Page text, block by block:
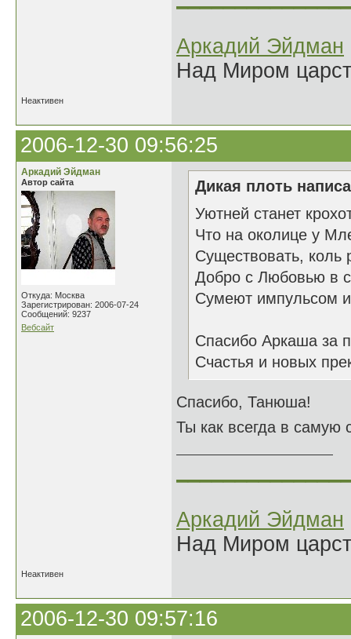
Аркадий Эйдман
Над Миром
Неактивен
2006-12-30 09:56:25
Аркадий Эйдман
Автор сайта
Откуда: Москва
Зарегистрирован: 2006-07-24
Сообщений: 9237
Вебсайт
Дикая плоть
Уютней станет
Что на околице у
Существовать, коль
Добро с Любовью в
Сумеют импульсом
Спасибо Аркаша за
Счастья и новых
Спасибо, Танюша!
Ты как всегда в самую
Аркадий Эйдман
Над Миром
Неактивен
2006-12-30 09:57:16